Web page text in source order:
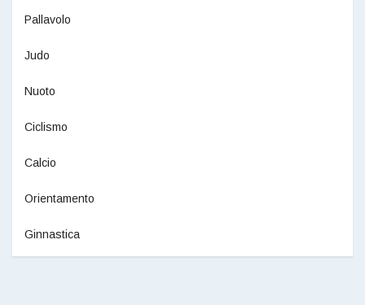
Pallavolo
Judo
Nuoto
Ciclismo
Calcio
Orientamento
Ginnastica